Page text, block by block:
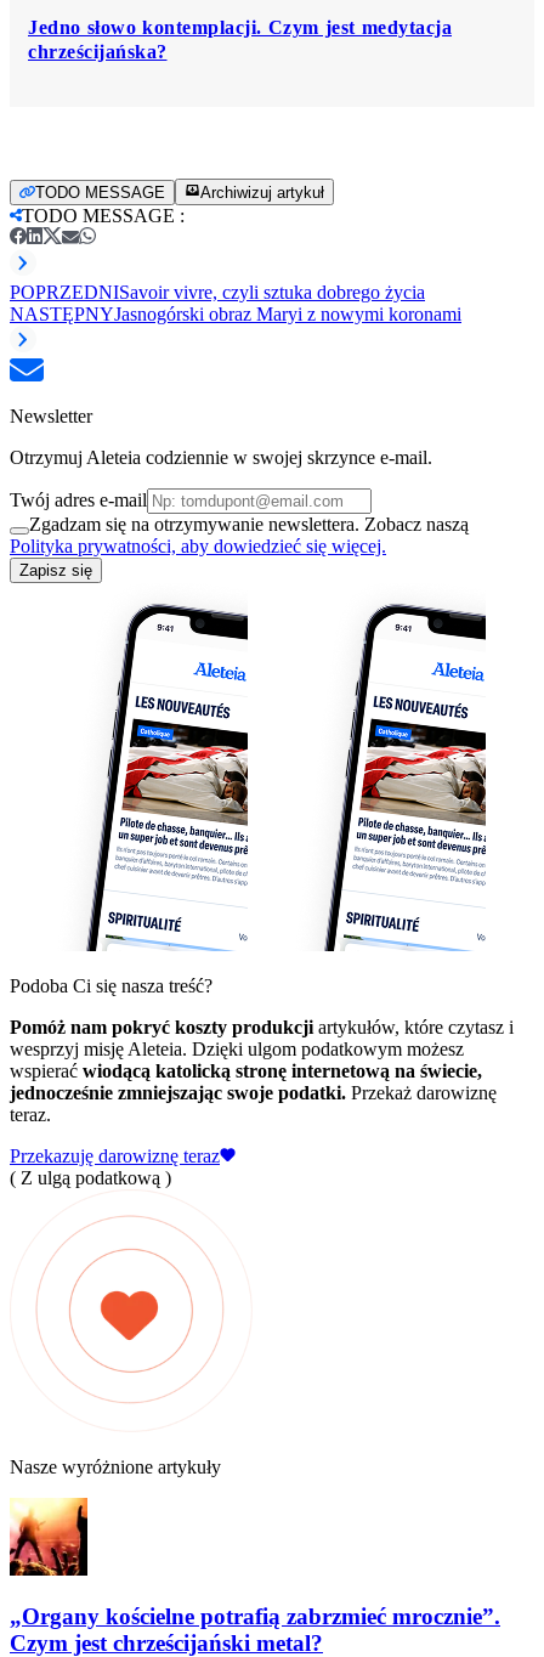
Jedno słowo kontemplacji. Czym jest medytacja
chrześcijańska?
TODO MESSAGE Archiwizuj artykuł
TODO MESSAGE :
POPRZEDNISavoir vivre, czyli sztuka dobrego życia
NASTĘPNYJasnogórski obraz Maryi z nowymi koronami
Newsletter
Otrzymuj Aleteia codziennie w swojej skrzynce e-mail.
Twój adres e-mail
Zgadzam się na otrzymywanie newslettera. Zobacz naszą
Polityka prywatności, aby dowiedzieć się więcej.
Zapisz się
Podoba Ci się nasza treść?
Pomóż nam pokryć koszty produkcji artykułów, które czytasz i
wesprzyj misję Aleteia. Dzięki ulgom podatkowym możesz
wspierać wiodącą katolicką stronę internetową na świecie,
jednocześnie zmniejszając swoje podatki. Przekaż darowiznę
teraz.
Przekazuję darowiznę teraz
( Z ulgą podatkową )
Nasze wyróżnione artykuły
„Organy kościelne potrafią zabrzmieć mrocznie”.
Czym jest chrześcijański metal?